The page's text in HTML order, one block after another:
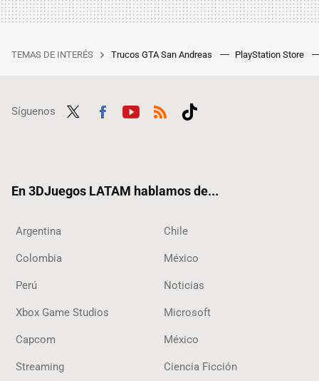
TEMAS DE INTERÉS Trucos GTA San Andreas PlayStation Store
Síguenos
En 3DJuegos LATAM hablamos de...
Argentina Chile
Colombia México
Perú Noticias
Xbox Game Studios Microsoft
Capcom México
Streaming Ciencia Ficción